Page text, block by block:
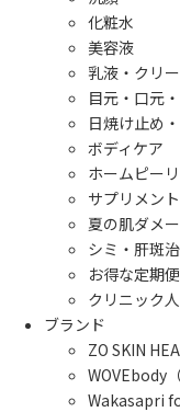
化粧水
美容液
乳液・クリ
目元・口元
日焼け止め
ボディケア
ホームピー
サプリメント
夏の肌ダメ
シミ・肝斑
お得な定期
クリニック
ブランド
ZO SKIN
WOVEbody
Wakasapri